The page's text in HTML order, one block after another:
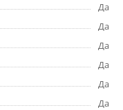
Да
Да
Да
Да
Да
Да